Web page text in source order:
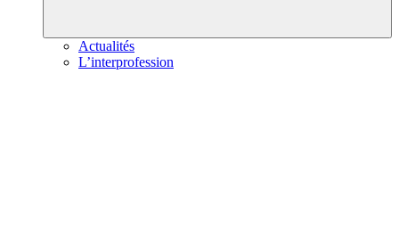
Actualités
L’interprofession